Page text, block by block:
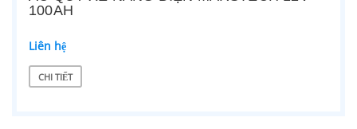
100AH
Liên hệ
CHI TIẾT